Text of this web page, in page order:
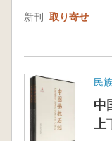
新刊 取り寄せ
民
中
上